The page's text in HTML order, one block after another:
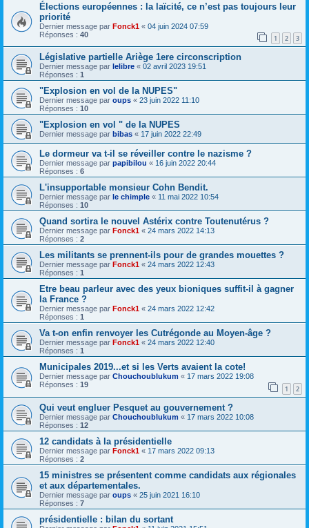
Élections européennes : la laïcité, ce n’est pas toujours leur
priorité
Dernier message par Fonck1 « 04 juin 2024 07:59
Réponses : 40 1 2 3
Législative partielle Ariège 1ere circonscription
Dernier message par lelibre « 02 avril 2023 19:51
Réponses : 1
"Explosion en vol de la NUPES"
Dernier message par oups « 23 juin 2022 11:10
Réponses : 10
"Explosion en vol " de la NUPES
Dernier message par bibas « 17 juin 2022 22:49
Le dormeur va t-il se réveiller contre le nazisme ?
Dernier message par papibilou « 16 juin 2022 20:44
Réponses : 6
L'insupportable monsieur Cohn Bendit.
Dernier message par le chimple « 11 mai 2022 10:54
Réponses : 10
Quand sortira le nouvel Astérix contre Toutenutérus ?
Dernier message par Fonck1 « 24 mars 2022 14:13
Réponses : 2
Les militants se prennent-ils pour de grandes mouettes ?
Dernier message par Fonck1 « 24 mars 2022 12:43
Réponses : 1
Etre beau parleur avec des yeux bioniques suffit-il à gagner
la France ?
Dernier message par Fonck1 « 24 mars 2022 12:42
Réponses : 1
Va t-on enfin renvoyer les Cutrégonde au Moyen-âge ?
Dernier message par Fonck1 « 24 mars 2022 12:40
Réponses : 1
Municipales 2019...et si les Verts avaient la cote!
Dernier message par Chouchoublukum « 17 mars 2022 19:08
Réponses : 19 1 2
Qui veut engluer Pesquet au gouvernement ?
Dernier message par Chouchoublukum « 17 mars 2022 10:08
Réponses : 12
12 candidats à la présidentielle
Dernier message par Fonck1 « 17 mars 2022 09:13
Réponses : 2
15 ministres se présentent comme candidats aux régionales
et aux départementales.
Dernier message par oups « 25 juin 2021 16:10
Réponses : 7
présidentielle : bilan du sortant